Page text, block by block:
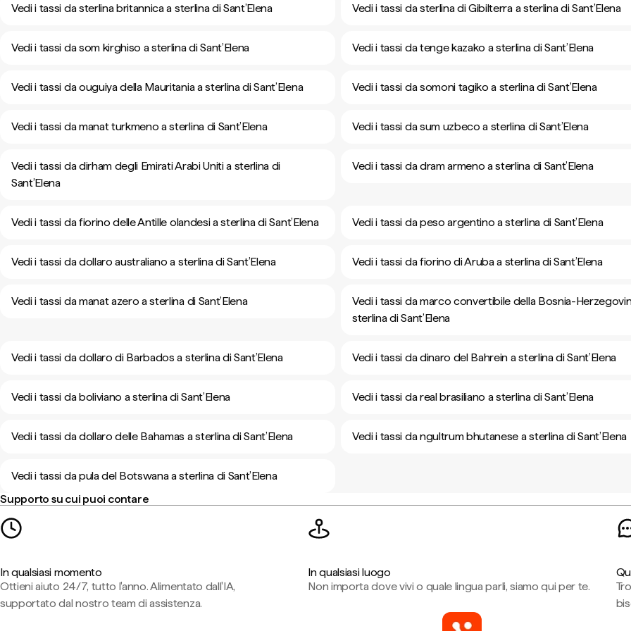
Vedi i tassi da sterlina britannica a sterlina di Sant’Elena Vedi i tassi da sterlina di Gibilterra a sterlina di Sant’Elena
Vedi i tassi da som kirghiso a sterlina di Sant’Elena Vedi i tassi da tenge kazako a sterlina di Sant’Elena
Vedi i tassi da ouguiya della Mauritania a sterlina di Sant’Elena Vedi i tassi da somoni tagiko a sterlina di Sant’Elena
Vedi i tassi da manat turkmeno a sterlina di Sant’Elena Vedi i tassi da sum uzbeco a sterlina di Sant’Elena
Vedi i tassi da dirham degli Emirati Arabi Uniti a sterlina di
Sant’Elena
Vedi i tassi da dram armeno a sterlina di Sant’Elena
Vedi i tassi da fiorino delle Antille olandesi a sterlina di Sant’Elena Vedi i tassi da peso argentino a sterlina di Sant’Elena
Vedi i tassi da dollaro australiano a sterlina di Sant’Elena Vedi i tassi da fiorino di Aruba a sterlina di Sant’Elena
Vedi i tassi da manat azero a sterlina di Sant’Elena
Vedi i tassi da marco convertibile della Bosnia-
sterlina di Sant’Elena
Vedi i tassi da dollaro di Barbados a sterlina di Sant’Elena Vedi i tassi da dinaro del Bahrein a sterlina di Sant’Elena
Vedi i tassi da boliviano a sterlina di Sant’Elena Vedi i tassi da real brasiliano a sterlina di Sant’Elena
Vedi i tassi da dollaro delle Bahamas a sterlina di Sant’Elena Vedi i tassi da ngultrum bhutanese a sterlina di Sant’Elena
Vedi i tassi da pula del Botswana a sterlina di Sant’Elena
Supporto su cui puoi contare
In qualsiasi momento
Ottieni aiuto 24/7, tutto l'anno. Alimentato dall'IA,
supportato dal nostro team di assistenza.
In qualsiasi luogo
Non importa dove vivi o quale lingua parli, siamo qui per te.